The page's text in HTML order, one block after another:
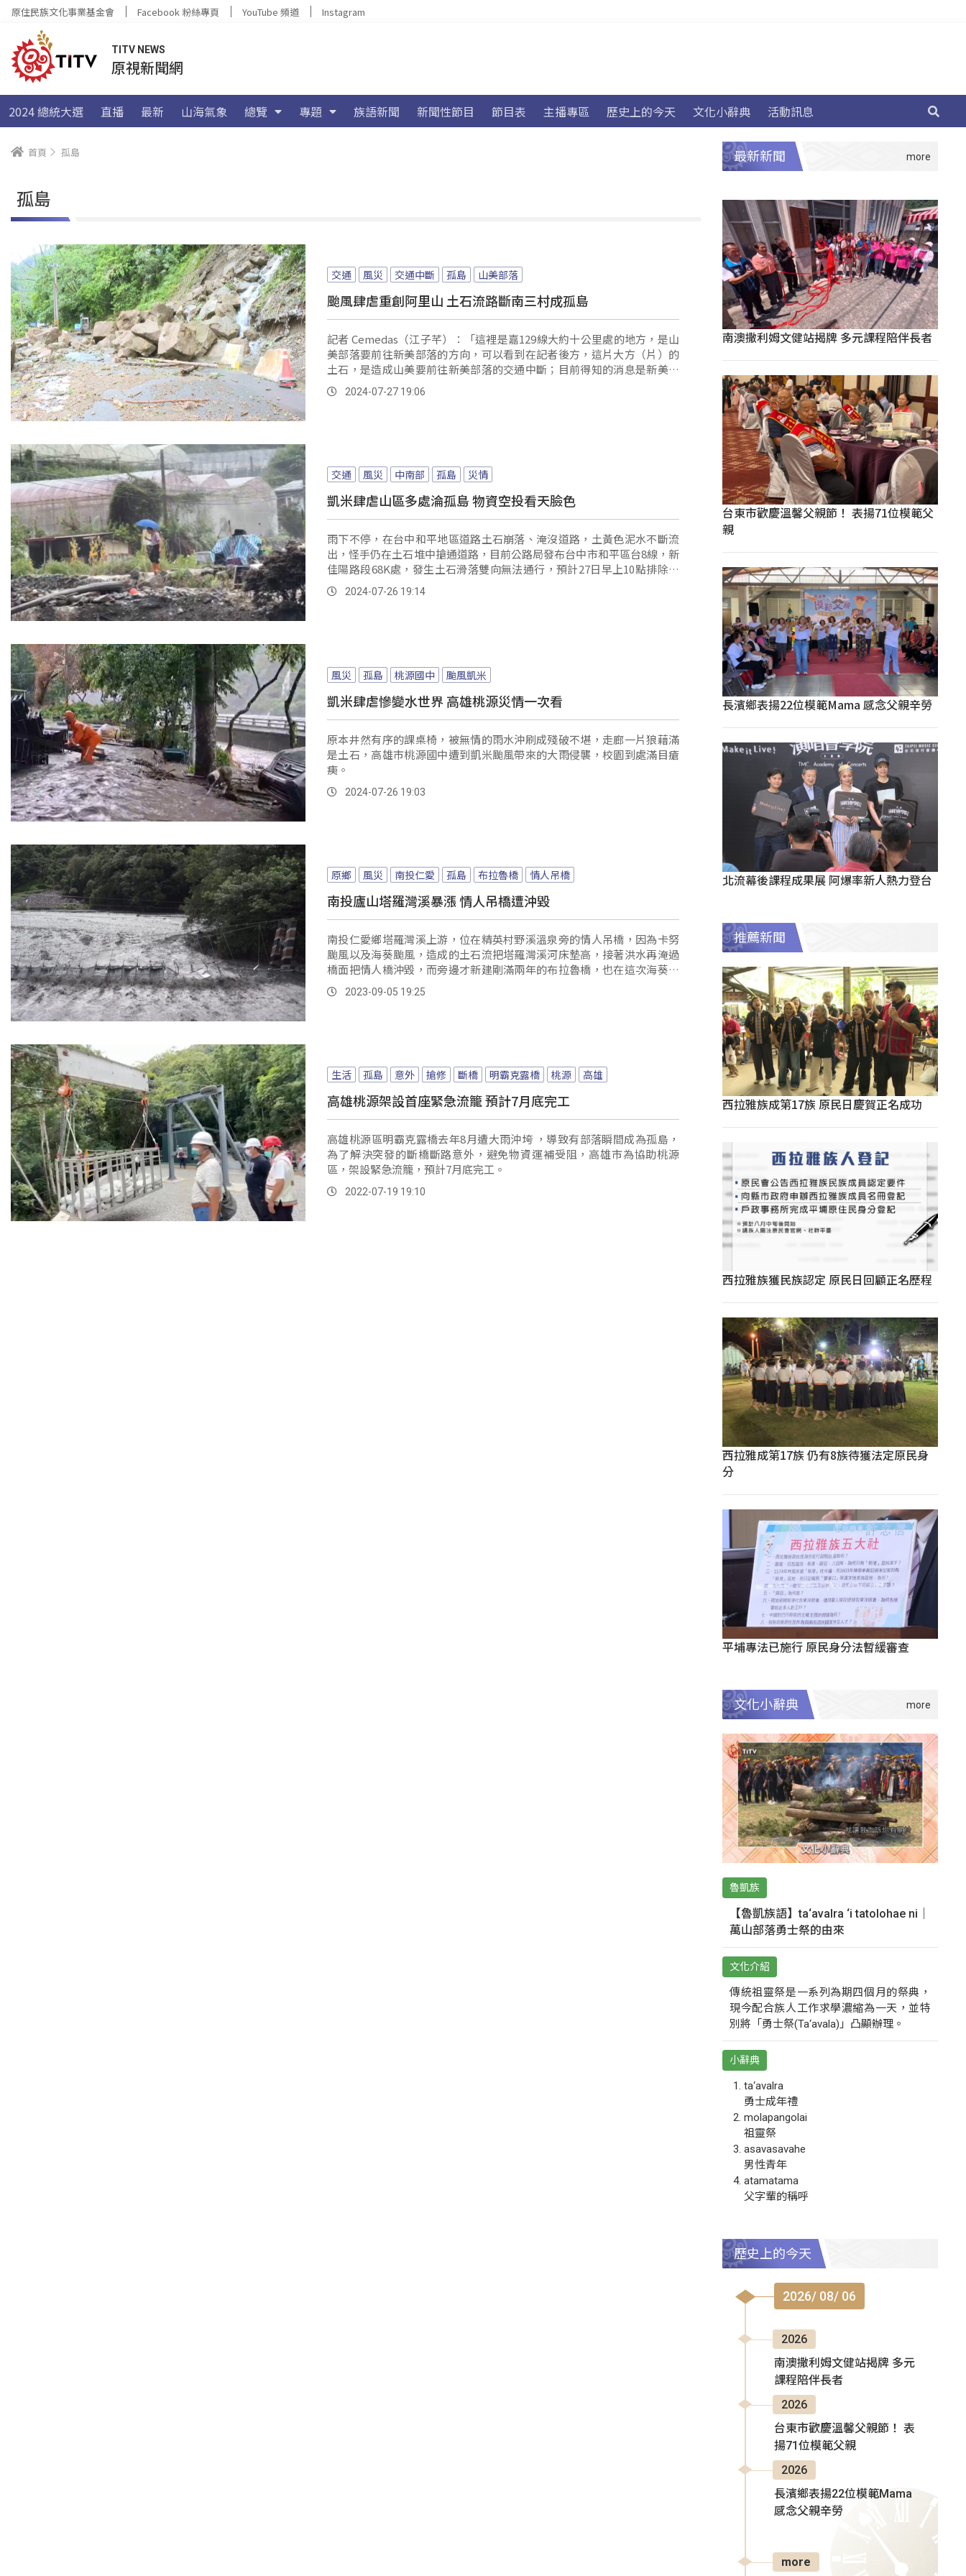
原住民族文化事業基金會 Facebook 粉絲專頁 YouTube 頻道 Instagram
TITV NEWS
原視新聞網
2024 總統大選 直播 最新 山海氣象 總覽 專題 族語新聞 新聞性節目 節目表 主播專區 歷史上的今天 文化小辭典 活動訊息
首頁 孤島
孤島
交通 風災 交通中斷 孤島 山美部落
颱風肆虐重創阿里山 土石流路斷南三村成孤島
記者 Cemedas（江子芊）：「這裡是嘉129線大約十公里處的地方，是山
美部落要前往新美部落的方向，可以看到在記者後方，這片大方（片）的
土石，是造成山美要前往新美部落的交通中斷；目前得知的消息是新美部
落要前往茶山（部落）出去的方向，也已經是中斷的狀態，所以目前新美
部落是處於孤島的狀態。
2024-07-27 19:06
交通 風災 中南部 孤島 災情
凱米肆虐山區多處淪孤島 物資空投看天臉色
雨下不停，在台中和平地區道路土石崩落、淹沒道路，土黃色泥水不斷流
出，怪手仍在土石堆中搶通道路，目前公路局發布台中市和平區台8線，新
佳陽路段68K處，發生土石滑落雙向無法通行，預計27日早上10點排除；
另外靈甫橋路段77K+800處，也發生邊坡坍方，預計在26日晚間9點排除。
2024-07-26 19:14
風災 孤島 桃源國中 颱風凱米
凱米肆虐慘變水世界 高雄桃源災情一次看
原本井然有序的課桌椅，被無情的雨水沖刷成殘破不堪，走廊一片狼藉滿
是土石，高雄市桃源國中遭到凱米颱風帶來的大雨侵襲，校園到處滿目瘡
痍。
2024-07-26 19:03
原鄉 風災 南投仁愛 孤島 布拉魯橋 情人吊橋
南投廬山塔羅灣溪暴漲 情人吊橋遭沖毀
南投仁愛鄉塔羅灣溪上游，位在精英村野溪溫泉旁的情人吊橋，因為卡努
颱風以及海葵颱風，造成的土石流把塔羅灣溪河床墊高，接著洪水再淹過
橋面把情人橋沖毀，而旁邊才新建剛滿兩年的布拉魯橋，也在這次海葵颱
風帶來的水災中變成一座危橋，影響精英村不少居民，無法過橋前往農地
耕作。2023-09-05 19:25
生活 孤島 意外 搶修 斷橋 明霸克露橋 桃源 高雄
高雄桃源架設首座緊急流籠 預計7月底完工
高雄桃源區明霸克露橋去年8月遭大雨沖垮 ，導致有部落瞬間成為孤島，
為了解決突發的斷橋斷路意外，避免物資運補受阻，高雄市為協助桃源
區，架設緊急流籠，預計7月底完工。
2022-07-19 19:10
最新新聞
南澳撒利姆文健站揭牌 多元課程陪伴長者
台東市歡慶溫馨父親節！ 表揚71位模範父
親
長濱鄉表揚22位模範Mama 感念父親辛勞
北流幕後課程成果展 阿爆率新人熱力登台
推薦新聞
西拉雅族成第17族 原民日慶賀正名成功
西拉雅族獲民族認定 原民日回顧正名歷程
西拉雅成第17族 仍有8族待獲法定原民身
分
平埔專法已施行 原民身分法暫緩審查
文化小辭典
魯凱族
【魯凱族語】ta‘avalra ‘i tatolohae ni｜
萬山部落勇士祭的由來
文化介紹
傳統祖靈祭是一系列為期四個月的祭典，
現今配合族人工作求學濃縮為一天，並特
別將「勇士祭(Ta‘avala)」凸顯辦理。
小辭典
ta‘avalra
勇士成年禮
molapangolai
祖靈祭
asavasavahe
男性青年
atamatama
父字輩的稱呼
歷史上的今天
2026/ 08/ 06
2026
南澳撒利姆文健站揭牌 多元
課程陪伴長者
2026
台東市歡慶溫馨父親節！ 表
揚71位模範父親
2026
長濱鄉表揚22位模範Mama
感念父親辛勞
more